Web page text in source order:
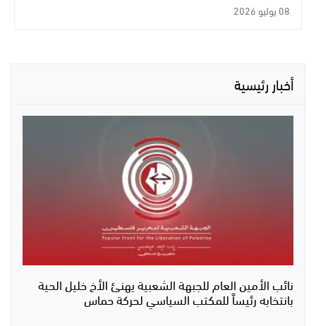
08 يوليو 2026
أخبار رئيسية
نائب الأمين العام للجبهة الشعبية يهنئ الأخ خليل الحية
بانتخابه رئيساً للمكتب السياسي لحركة حماس